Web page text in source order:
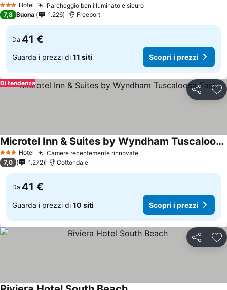
3 StelleHotel Parcheggio ben illuminato e sicuro
7,8 Buona 1.226 Freeport
Da 41 €
Guarda i prezzi di 11 siti Scopri i prezzi
Condividi
Di tendenza
3 StelleHotel Camere recentemente rinnovate
Microtel Inn & Suites by Wyndham Tuscaloosa East
7,0 1.272 Cottondale
Da 41 €
Guarda i prezzi di 10 siti Scopri i prezzi
Condividi